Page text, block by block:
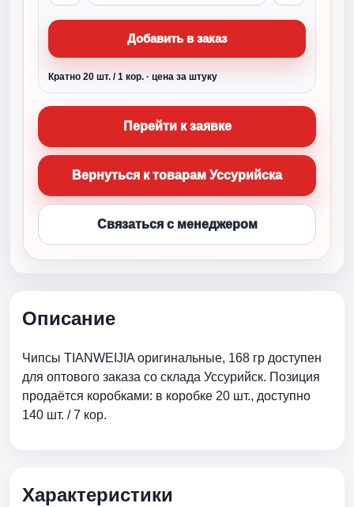
Добавить в заказ
Кратно 20 шт. / 1 кор. · цена за штуку
Перейти к заявке
Вернуться к товарам Уссурийска
Связаться с менеджером
Описание
Чипсы TIANWEIJIA оригинальные, 168 гр доступен
для оптового заказа со склада Уссурийск. Позиция
продаётся коробками: в коробке 20 шт., доступно
140 шт. / 7 кор.
Характеристики